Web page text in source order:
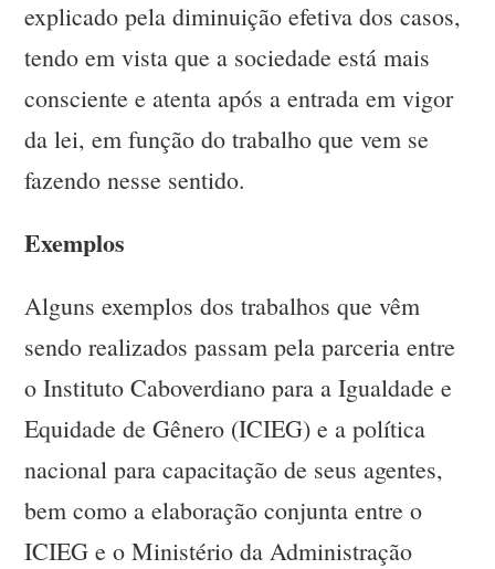
explicado pela diminuição efetiva dos casos,
tendo em vista que a sociedade está mais
consciente e atenta após a entrada em vigor
da lei, em função do trabalho que vem se
fazendo nesse sentido.
Exemplos
Alguns exemplos dos trabalhos que vêm
sendo realizados passam pela parceria entre
o Instituto Caboverdiano para a Igualdade e
Equidade de Gênero (ICIEG) e a política
nacional para capacitação de seus agentes,
bem como a elaboração conjunta entre o
ICIEG e o Ministério da Administração